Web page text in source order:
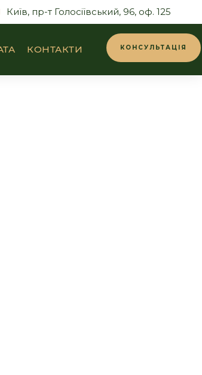
Київ, пр-т Голосіївський, 96, оф. 125
КОНТАКТИ КОНСУЛЬТАЦІЯ